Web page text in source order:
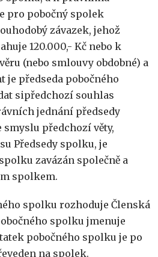
pro pobočný spolek
závazek, jehož
120.000,- Kč nebo k
(nebo smlouvy obdobné) a
je předseda pobočného
sipředchozí souhlas
jednání předsedy
smyslu předchozí věty,
Předsedy spolku, je
zavázán společně a
spolkem.
spolku rozhoduje Členská
spolku jmenuje
pobočného spolku je po
na spolek.